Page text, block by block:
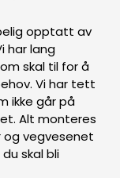
opptatt av
har lang
skal til for å
Vi har tett
ikke går på
Alt monteres
og vegvesenet
skal bli